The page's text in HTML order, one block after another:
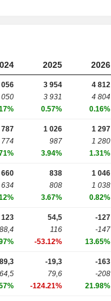
2025 2026
056
050
3 954
3 931
0.57%
4 812
4 804
0.16%
787
774
1 026
987
3.94%
1 297
1 280
1.31%
660
634
838
808
3.67%
1 046
1 038
0.82%
123
88,4
54,5
116
-53.12%
-127
-147
13.65%
89,3
64,5
-19,3
79,6
-124.21%
-163
-208
21.98%